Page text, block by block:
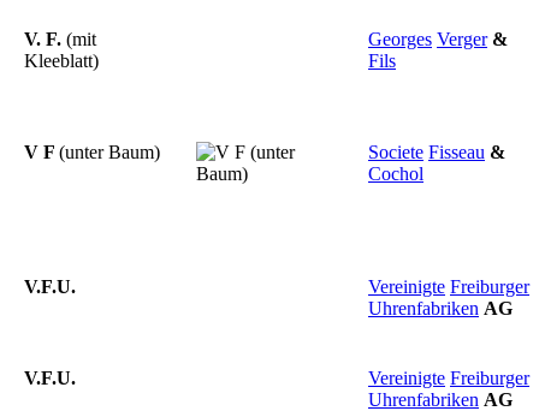
V. F. (mit
Kleeblatt)
Georges Verger &
Fils
V F (unter Baum) Societe Fisseau &
Cochol
V.F.U. Vereinigte Freiburger
Uhrenfabriken AG
V.F.U. Vereinigte Freiburger
Uhrenfabriken AG